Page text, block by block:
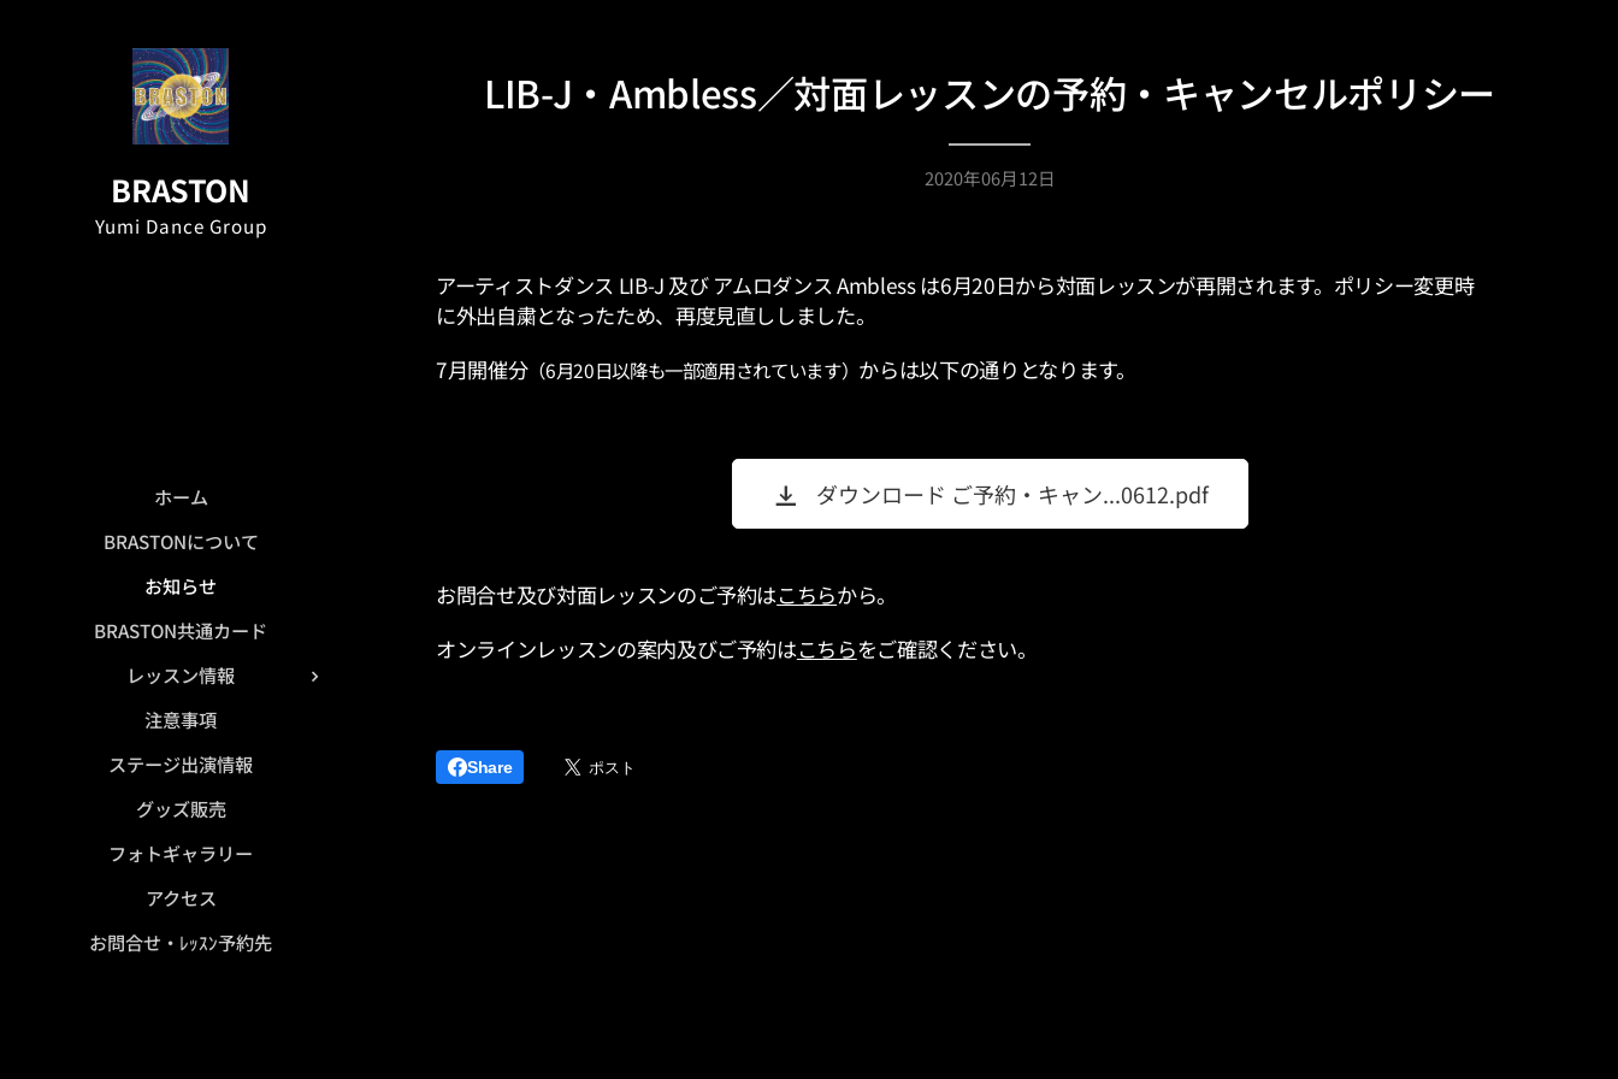
BRASTON
Yumi Dance Group
ホーム
BRASTONについて
お知らせ
BRASTON共通カード
レッスン情報
注意事項
ステージ出演情報
グッズ販売
フォトギャラリー
アクセス
お問合せ・ﾚｯｽﾝ予約先
LIB-J・Ambless／対面レッスンの予約・キャンセルポリシー
2020年06月12日
アーティストダンス LIB-J 及び アムロダンス Ambless は6月20日から対面レッスンが再開されます。 ポリシー変更時
に外出自粛となったため、再度見直ししました。
7月開催分（6月20日以降も一部適用されています） からは以下の通りとなります。
ダウンロード ご予約・キャン...0612.pdf
お問合せ及び対面レッスンのご予約はこちらから。
オンラインレッスンの案内及びご予約はこちらをご確認ください。
Share